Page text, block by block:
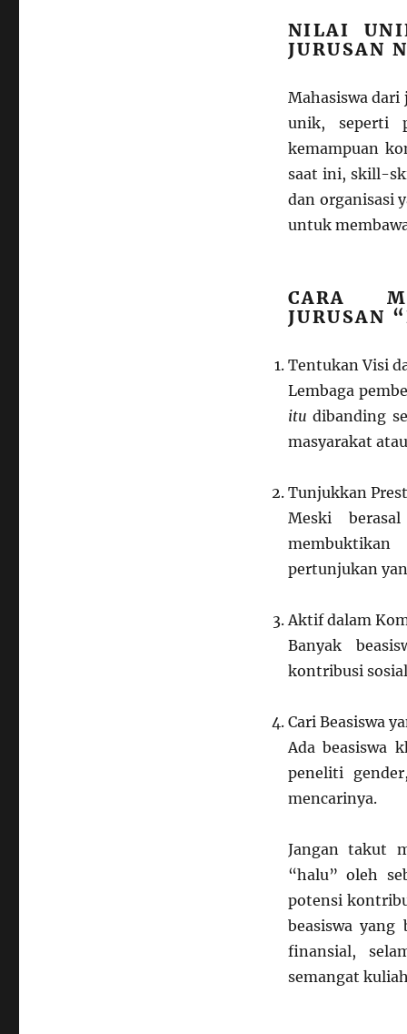
NILAI
JURUSAN
Mahasiswa
unik, seperti
kemampuan
saat ini, skill-
dan organisasi
untuk
CARA
JURUSAN
Tentukan Visi
Lembaga
itu dibanding
masyarakat
Tunjukkan
Meski
pertunjukan
Aktif dalam
Banyak
kontribusi
Cari Beasiswa
Ada beasiswa
peneliti
mencarinya.
Jangan takut
“halu” oleh
potensi
beasiswa yang
finansial,
semangat